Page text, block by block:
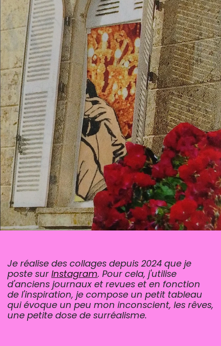
Je réalise des collages depuis 2024 que je
poste sur Instagram. Pour cela, j'utilise
d'anciens journaux et revues et en fonction
de l'inspiration, je compose un petit tableau
qui évoque un peu mon inconscient, les rêves,
une petite dose de surréalisme.